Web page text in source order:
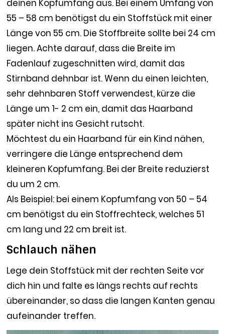
deinen Kopfumfang aus. Bei einem Umfang von
55 – 58 cm benötigst du ein Stoffstück mit einer
Länge von 55 cm. Die Stoffbreite sollte bei 24 cm
liegen. Achte darauf, dass die Breite im
Fadenlauf zugeschnitten wird, damit das
Stirnband dehnbar ist. Wenn du einen leichten,
sehr dehnbaren Stoff verwendest, kürze die
Länge um 1- 2 cm ein, damit das Haarband
später nicht ins Gesicht rutscht.
Möchtest du ein Haarband für ein Kind nähen,
verringere die Länge entsprechend dem
kleineren Kopfumfang. Bei der Breite reduzierst
du um 2 cm.
Als Beispiel: bei einem Kopfumfang von 50 – 54
cm benötigst du ein Stoffrechteck, welches 51
cm lang und 22 cm breit ist.
Schlauch nähen
Lege dein Stoffstück mit der rechten Seite vor
dich hin und falte es längs rechts auf rechts
übereinander, so dass die langen Kanten genau
aufeinander treffen.